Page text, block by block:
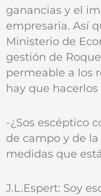
ganancias y el
empresaria. Así
Ministerio de
gestión de
permeable a los
hay que
-¿Sos escéptico
de campo y de
medidas que
J.L.Espert: Soy